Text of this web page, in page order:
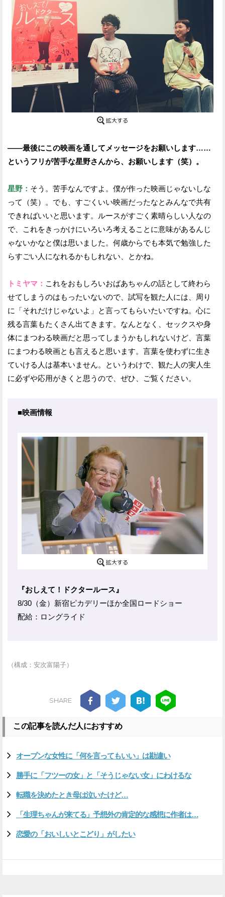
——最後にこの映画を通してメッセージをお願いします……
というフリが苦手な星野さんから、お願いします（笑）。
星野： そう。苦手なんですよ。僕が作った映画じゃないしな
って（笑）。でも、すごくいい映画だったなとみんなで共有
できればいいと思います。ルースがすごく素晴らしい人なの
で、これをきっかけにいろいろ考えることに意味があるんじ
ゃないかなと僕は思いました。何歳からでも本気で勉強した
らすごい人になれるかもしれない、とかね。
トミヤマ： これをおもしろいおばあちゃんの話として終わら
せてしまうのはもったいないので、試写を観た人には、周り
に「それだけじゃないよ」と言ってもらいたいですね。心に
残る言葉もたくさん出てきます。なんとなく、セックスや身
体にまつわる映画だと思ってしまうかもしれないけど、言葉
にまつわる映画とも言えると思います。言葉を使わずに生き
ていける人は基本いません。というわけで、観た人の実人生
に必ずや応用がきくと思うので、ぜひ、ご覧ください。
■映画情報
『おしえて！ドクタールース』
8/30（金）新宿ピカデリーほか全国ロードショー
配給：ロングライド
（構成：安次富陽子）
SHARE
この記事を読んだ人におすすめ
オープンな女性に「何を言ってもいい」は勘違い
勝手に「フツーの女」と「そうじゃない女」にわけるな
転職を決めたとき母は泣いたけど…
「生理ちゃんが来てる」予想外の肯定的な感想に作者は…
恋愛の「おいしいとこどり」がしたい